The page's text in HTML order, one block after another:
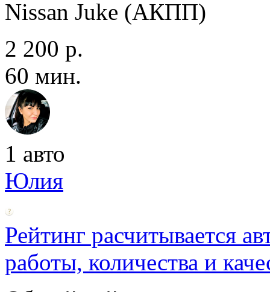
Nissan Juke (АКПП)
2 200 р.
60 мин.
1 авто
Юлия
Рейтинг расчитывается
работы, количества и